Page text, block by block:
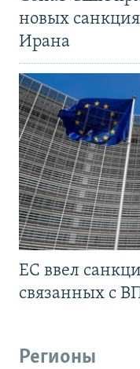
новых
Ирана
ЕС ввел
связанных с
Регионы